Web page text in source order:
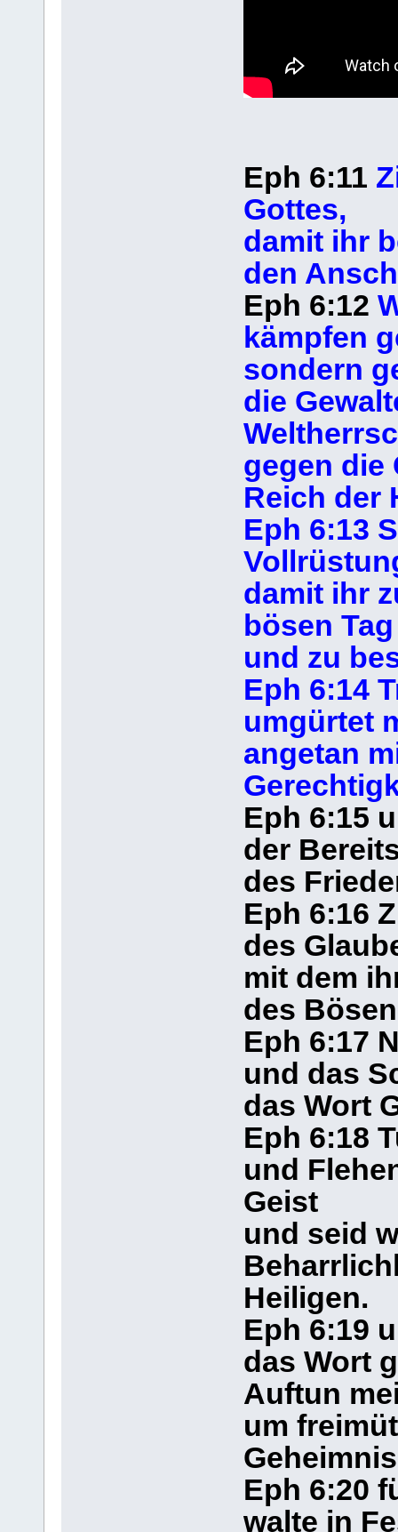
Eph 6:11
Gottes,
damit ihr
den
Eph 6:12
kämpfen
sondern
die
gegen die
Reich der
Eph 6:13
damit ihr
bösen
und zu
Eph 6:14
umgürtet
angetan
Eph 6:15
der
des
Eph 6:16
des
mit dem
des
Eph 6:17
und das
das Wort
Eph 6:18
und
Geist
und seid
Heiligen.
Eph 6:19
das Wort
Auftun
um
Eph 6:20
walte in